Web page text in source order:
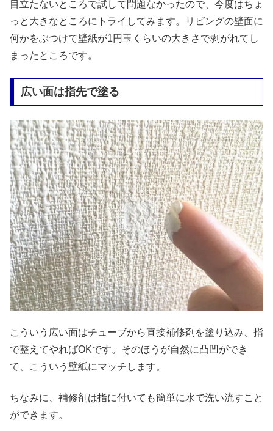
目立たないところで試して問題なかったので、今度はちょ
っと大きなところにトライしてみます。リビングの壁面に
何かをぶつけて壁紙が1円玉くらいの大きさで剥がれてし
まったところです。
広い面は指先で塗る
こういう広い面はチューブから直接補修剤を塗り込み、指
で整えてやればOKです。そのほうが自然に凸凹ができ
て、こういう壁紙にマッチします。
ちなみに、補修剤は指に付いても簡単に水で洗い流すこと
ができます。